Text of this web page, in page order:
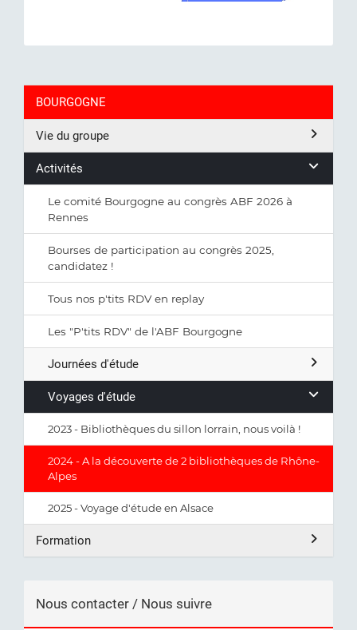
BOURGOGNE
Vie du groupe
Activités
Le comité Bourgogne au congrès ABF 2026 à
Rennes
Bourses de participation au congrès 2025,
candidatez !
Tous nos p'tits RDV en replay
Les "P'tits RDV" de l'ABF Bourgogne
Journées d'étude
Voyages d'étude
2023 - Bibliothèques du sillon lorrain, nous voilà !
2024 - A la découverte de 2 bibliothèques de Rhône-
Alpes
2025 - Voyage d'étude en Alsace
Formation
Nous contacter / Nous suivre